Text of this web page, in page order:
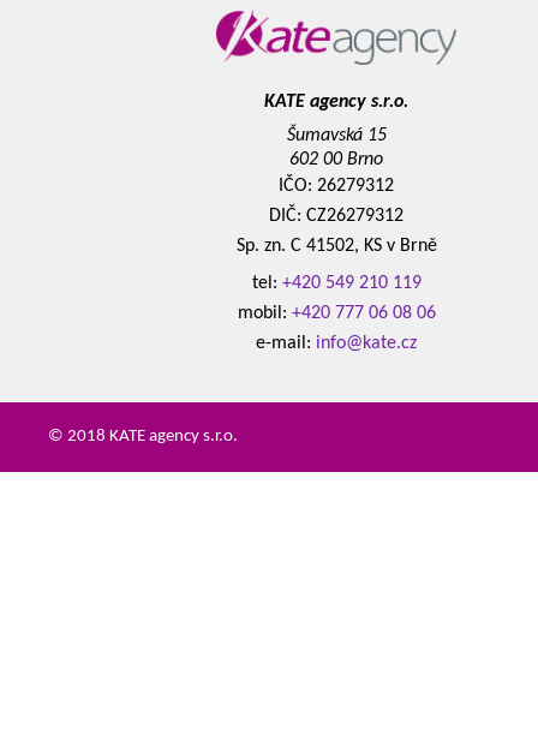
KATE agency s.r.o.
Šumavská 15
602 00 Brno
IČO: 26279312
DIČ: CZ26279312
Sp. zn. C 41502, KS v Brně
tel: +420 549 210 119
mobil: +420 777 06 08 06
e-mail: info@kate.cz
© 2018 KATE agency s.r.o.